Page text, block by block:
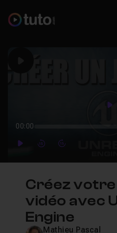
00:00
PlayForwardForward
Créez votre
vidéo avec
Engine
Mathieu Pascal